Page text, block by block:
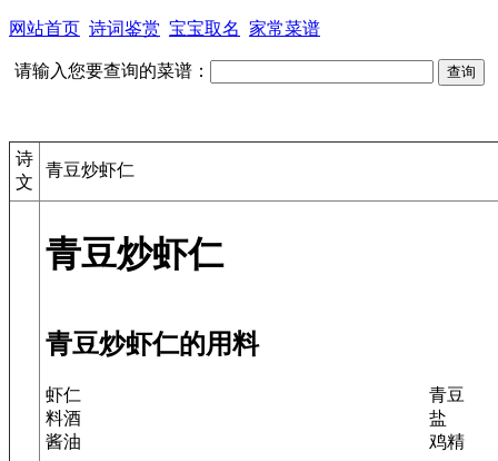
网站首页 诗词鉴赏 宝宝取名 家常菜谱
请输入您要查询的菜谱：
诗
文
青豆炒虾仁
青豆炒虾仁
青豆炒虾仁的用料
虾仁
青豆
料酒
盐
酱油
鸡精